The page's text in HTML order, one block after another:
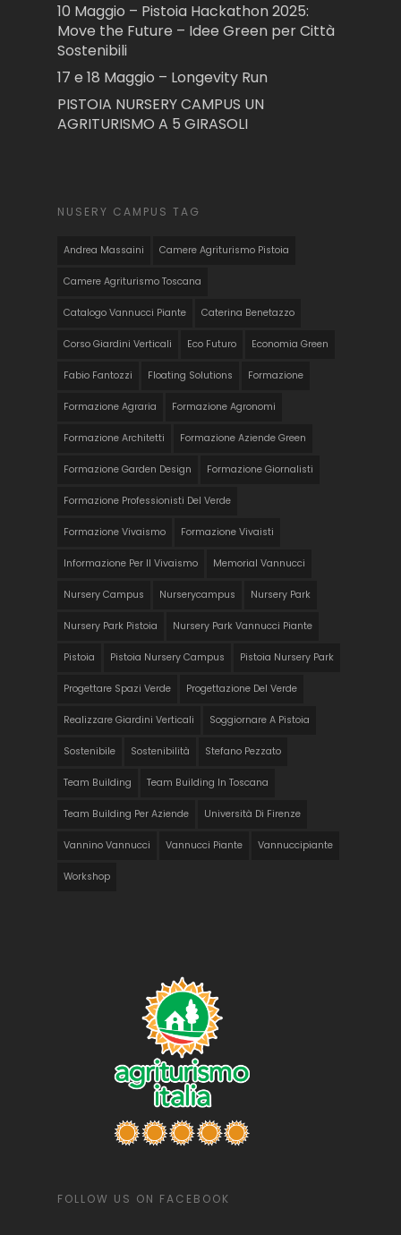
10 Maggio – Pistoia Hackathon 2025:
Move the Future – Idee Green per Città
Sostenibili
17 e 18 Maggio – Longevity Run
PISTOIA NURSERY CAMPUS UN
AGRITURISMO A 5 GIRASOLI
NUSERY CAMPUS TAG
Andrea Massaini Camere Agriturismo Pistoia
Camere Agriturismo Toscana
Catalogo Vannucci Piante Caterina Benetazzo
Corso Giardini Verticali Eco Futuro Economia Green
Fabio Fantozzi Floating Solutions Formazione
Formazione Agraria Formazione Agronomi
Formazione Architetti Formazione Aziende Green
Formazione Garden Design Formazione Giornalisti
Formazione Professionisti Del Verde
Formazione Vivaismo Formazione Vivaisti
Informazione Per Il Vivaismo Memorial Vannucci
Nursery Campus Nurserycampus Nursery Park
Nursery Park Pistoia Nursery Park Vannucci Piante
Pistoia Pistoia Nursery Campus Pistoia Nursery Park
Progettare Spazi Verde Progettazione Del Verde
Realizzare Giardini Verticali Soggiornare A Pistoia
Sostenibile Sostenibilità Stefano Pezzato
Team Building Team Building In Toscana
Team Building Per Aziende Università Di Firenze
Vannino Vannucci Vannucci Piante Vannuccipiante
Workshop
FOLLOW US ON FACEBOOK